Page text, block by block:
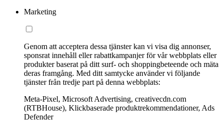
Marketing
Genom att acceptera dessa tjänster kan vi visa dig annonser,
sponsrat innehåll eller rabattkampanjer för vår webbplats eller
produkter baserat på ditt surf- och shoppingbeteende och mäta
deras framgång. Med ditt samtycke använder vi följande
tjänster från tredje part på denna webbplats:
Meta-Pixel, Microsoft Advertising, creativecdn.com
(RTBHouse), Klickbaserade produktrekommendationer, Ads
Defender